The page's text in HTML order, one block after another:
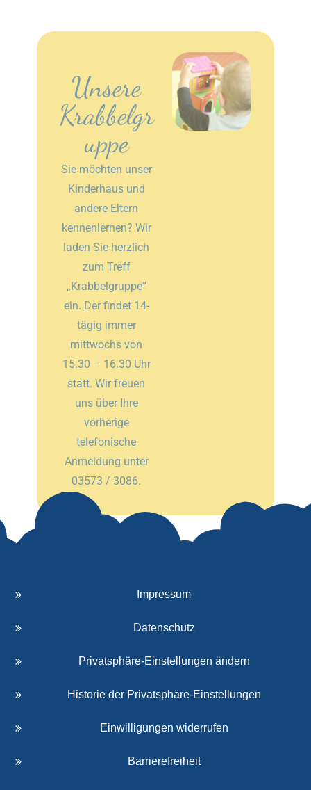
Unsere
Krabbelgr
uppe
Sie möchten unser
Kinderhaus und
andere Eltern
kennenlernen? Wir
laden Sie herzlich
zum Treff
„Krabbelgruppe“
ein. Der findet 14-
tägig immer
mittwochs von
15.30 – 16.30 Uhr
statt. Wir freuen
uns über Ihre
vorherige
telefonische
Anmeldung unter
03573 / 3086.
Impressum
Datenschutz
Privatsphäre-Einstellungen ändern
Historie der Privatsphäre-Einstellungen
Einwilligungen widerrufen
Barrierefreiheit